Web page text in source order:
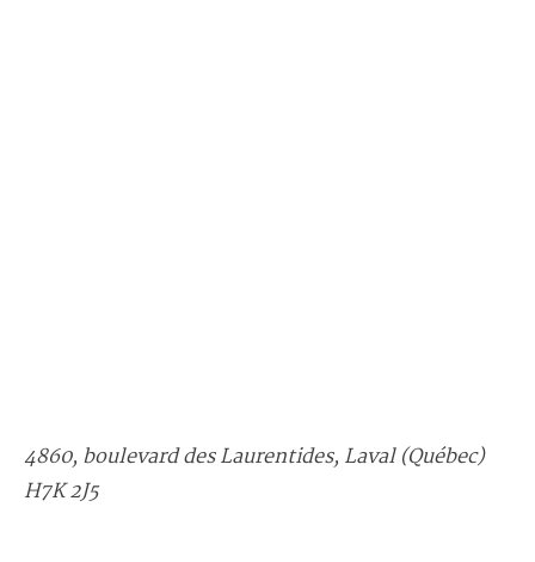
4860, boulevard des Laurentides, Laval (Québec)
H7K 2J5